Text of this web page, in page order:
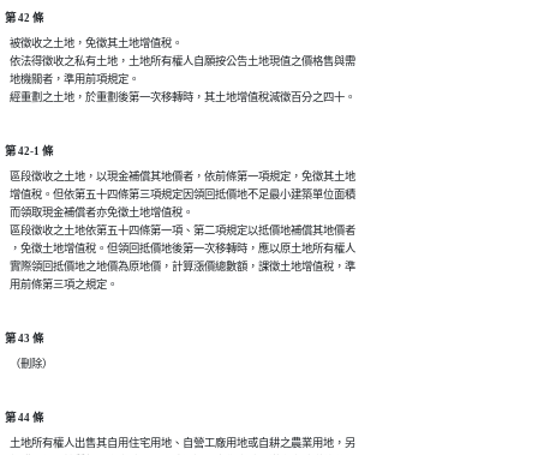
第 42 條
  被徵收之土地，免徵其土地增值稅。
  依法得徵收之私有土地，土地所有權人自願按公告土地現值之價格售與需
  地機關者，準用前項規定。
第 42-1 條
  區段徵收之土地，以現金補償其地價者，依前條第一項規定，免徵其土地
  增值稅。但依第五十四條第三項規定因領回抵價地不足最小建築單位面積
  而領取現金補償者亦免徵土地增值稅。
  區段徵收之土地依第五十四條第一項、第二項規定以抵價地補償其地價者
  ，免徵土地增值稅。但領回抵價地後第一次移轉時，應以原土地所有權人
  實際領回抵價地之地價為原地價，計算漲價總數額，課徵土地增值稅，準
第 43 條
第 44 條
  土地所有權人出售其自用住宅用地、自營工廠用地或自耕之農業用地，另